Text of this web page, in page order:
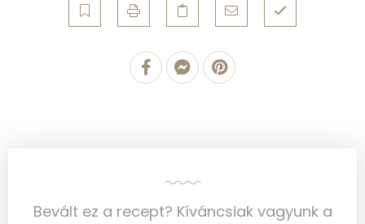
Bevált ez a recept? Kíváncsiak vagyunk a